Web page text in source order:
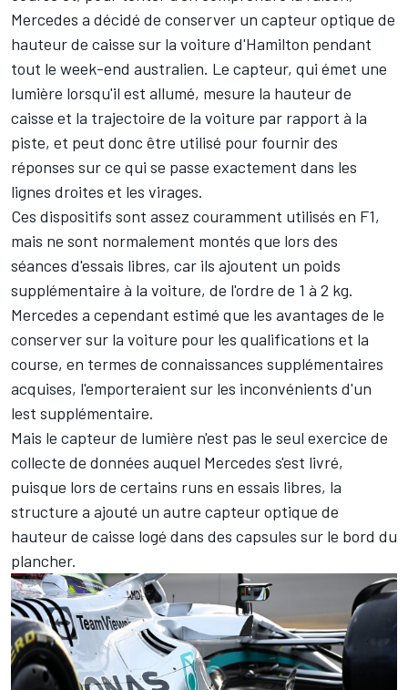
Mercedes a décidé de conserver un capteur optique de
hauteur de caisse sur la voiture d'Hamilton pendant
tout le week-end australien. Le capteur, qui émet une
lumière lorsqu'il est allumé, mesure la hauteur de
caisse et la trajectoire de la voiture par rapport à la
piste, et peut donc être utilisé pour fournir des
réponses sur ce qui se passe exactement dans les
lignes droites et les virages.
Ces dispositifs sont assez couramment utilisés en F1,
mais ne sont normalement montés que lors des
séances d'essais libres, car ils ajoutent un poids
supplémentaire à la voiture, de l'ordre de 1 à 2 kg.
Mercedes a cependant estimé que les avantages de le
conserver sur la voiture pour les qualifications et la
course, en termes de connaissances supplémentaires
acquises, l'emporteraient sur les inconvénients d'un
lest supplémentaire.
Mais le capteur de lumière n'est pas le seul exercice de
collecte de données auquel Mercedes s'est livré,
puisque lors de certains runs en essais libres, la
structure a ajouté un autre capteur optique de
hauteur de caisse logé dans des capsules sur le bord du
plancher.